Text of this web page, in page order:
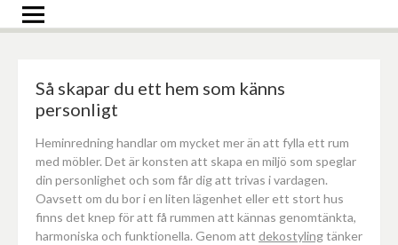
Så skapar du ett hem som känns
personligt
Heminredning handlar om mycket mer än att fylla ett rum
med möbler. Det är konsten att skapa en miljö som speglar
din personlighet och som får dig att trivas i vardagen.
Oavsett om du bor i en liten lägenhet eller ett stort hus
finns det knep för att få rummen att kännas genomtänkta,
harmoniska och funktionella. Genom att dekostylingtänker